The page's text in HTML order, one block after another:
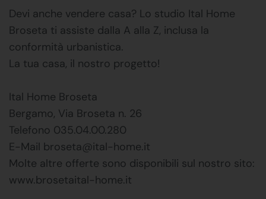
Devi anche vendere casa? Lo studio Ital Home
Broseta ti assiste dalla A alla Z, inclusa la
conformità urbanistica.
La tua casa, il nostro progetto!
Ital Home Broseta
Bergamo, Via Broseta n. 26
Telefono 035.04.00.280
E-Mail broseta@ital-home.it
Molte altre offerte sono disponibili sul nostro sito:
www.brosetaital-home.it